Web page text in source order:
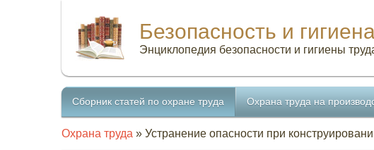
Безопасность и
Энциклопедия безопасности и гигиены
Сборник статей по охране труда Охрана труда на
Охрана труда » Устранение опасности при